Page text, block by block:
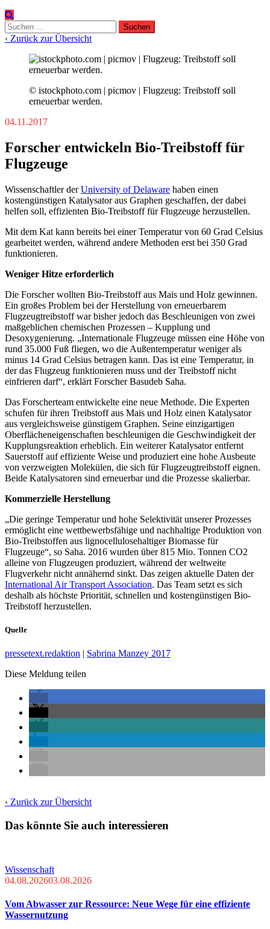
Suchen
nach:
‹ Zurück zur Übersicht
© istockphoto.com | picmov | Flugzeug: Treibstoff soll
erneuerbar werden.
04.11.2017
Forscher entwickeln Bio-Treibstoff für
Flugzeuge
Wissenschaftler derUniversity of Delaware haben einen
kostengünstigen Katalysator aus Graphen geschaffen, der dabei
helfen soll, effizienten Bio-Treibstoff für Flugzeuge herzustellen.
Mit dem Kat kann bereits bei einer Temperatur von 60 Grad Celsius
gearbeitet werden, während andere Methoden erst bei 350 Grad
funktionieren.
Weniger Hitze erforderlich
Die Forscher wollten Bio-Treibstoff aus Mais und Holz gewinnen.
Ein großes Problem bei der Herstellung von erneuerbarem
Flugzeugtreibstoff war bisher jedoch das Beschleunigen von zwei
maßgeblichen chemischen Prozessen – Kupplung und
Desoxygenierung. „Internationale Flugzeuge müssen eine Höhe von
rund 35.000 Fuß fliegen, wo die Außentemperatur weniger als
minus 14 Grad Celsius betragen kann. Das ist eine Temperatur, in
der das Flugzeug funktionieren muss und der Treibstoff nicht
einfrieren darf“, erklärt Forscher Basudeb Saha.
Das Forscherteam entwickelte eine neue Methode. Die Experten
schufen für ihren Treibstoff aus Mais und Holz einen Katalysator
aus vergleichsweise günstigem Graphen. Seine einzigartigen
Oberflächeneigenschaften beschleunigen die Geschwindigkeit der
Kupplungsreaktion erheblich. Ein weiterer Katalysator entfernt
Sauerstoff auf effiziente Weise und produziert eine hohe Ausbeute
von verzweigten Molekülen, die sich für Flugzeugtreibstoff eignen.
Beide Katalysatoren sind erneuerbar und die Prozesse skalierbar.
Kommerzielle Herstellung
„Die geringe Temperatur und hohe Selektivität unserer Prozesses
ermöglicht eine wettbewerbsfähige und nachhaltige Produktion von
Bio-Treibstoffen aus lignocellulosehaltiger Biomasse für
Flugzeuge“, so Saha. 2016 wurden über 815 Mio. Tonnen CO2
alleine von Flugzeugen produziert, während der weltweite
Flugverkehr nicht annähernd sinkt. Das zeigen aktuelle Daten der
International Air Transport Association. Das Team setzt es sich
deshalb als höchste Priorität, schnellen und kostengünstigen Bio-
Treibstoff herzustellen.
Quelle
pressetext.redaktion | Sabrina Manzey 2017
Diese Meldung teilen
‹ Zurück zur Übersicht
Das könnte Sie auch interessieren
Wissenschaft
04.08.202603.08.2026
Vom Abwasser zur Ressource: Neue Wege für eine effiziente
Wassernutzung